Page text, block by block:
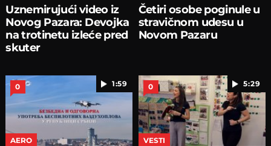
Uznemirujući video iz
Novog Pazara: Devojka
na trotinetu izleće pred
skuter
Četiri osobe poginule u
stravičnom udesu u
Novom Pazaru
1:59
0
AERO
5:29
0
VESTI